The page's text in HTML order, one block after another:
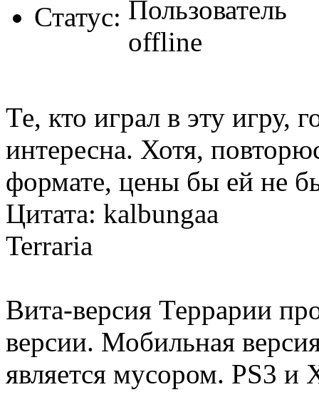
Статус:
Те, кто играл в эту игру,
интересна. Хотя,
формате, цены бы ей не
Цитата: kalbungaa
Terraria
Вита-версия Террарии
версии. Мобильная
является мусором. PS3